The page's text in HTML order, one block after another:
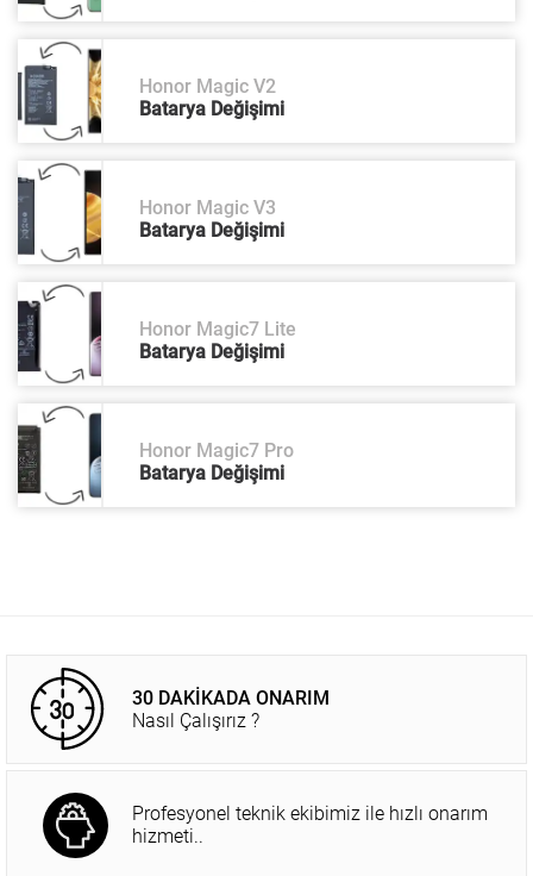
Honor Magic V2
Batarya Değişimi
Honor Magic V3
Batarya Değişimi
Honor Magic7 Lite
Batarya Değişimi
Honor Magic7 Pro
Batarya Değişimi
30 DAKİKADA ONARIM
Nasıl Çalışırız ?
Profesyonel teknik ekibimiz ile hızlı onarım
hizmeti..